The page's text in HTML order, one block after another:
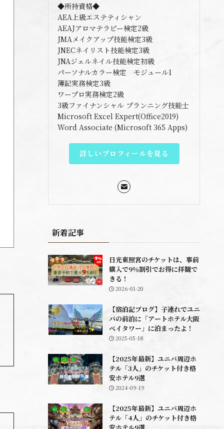
◆所持資格◆
AEA上級エステティシャン
AEAJアロマテラピー検定2級
JMAメイクアップ技能検定3級
JNECネイリスト技能検定3級
JNAジェルネイル技能検定初級
パーソナルカラー検定 モジュール1
簿記実務検定3級
ワープロ実務検定2級
3級ファイナンシャル プランニング技能士
Microsoft Excel Expert(Office2019)
Word Associate (Microsoft 365 Apps)
詳しいプロフィールを見る
新着記事
日光東照宮のチケットは、事前
購入で9％割引でお得に拝観で
きる！
2026-01-20
【宿泊記ブログ】子連れでユニ
バの前泊に「アートホテル大阪
ベイタワー」に泊まったよ！
2025-05-18
【2025年最新】ユニバ周辺ホ
テル「3人」のチケット付き格
安ホテル9選
2024-09-19
【2025年最新】ユニバ周辺ホ
テル「4人」のチケット付き格
安ホテル9選